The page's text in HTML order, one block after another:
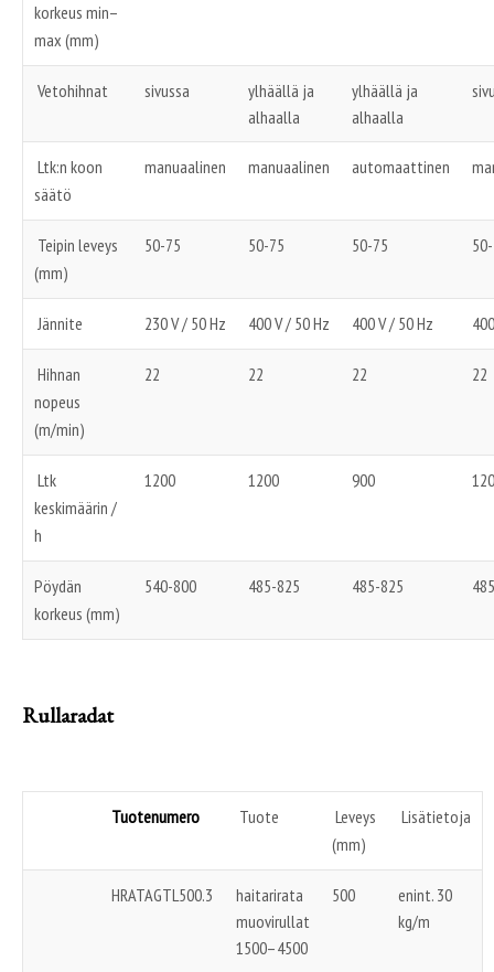
korkeus min–
max (mm)
Vetohihnat sivussa
ylhäällä ja
alhaalla
ylhäällä ja
alhaalla
Ltk:n koon
säätö
manuaalinen manuaalinen automaattinen
Teipin leveys
(mm)
50-75 50-75 50-75
Jännite 230 V / 50 Hz 400 V / 50 Hz 400 V / 50 Hz
Hihnan
nopeus
(m/min)
22 22 22 22
Ltk
keskimäärin /
h
1200 1200 900
Pöydän
korkeus (mm)
540-800 485-825 485-825
Rullaradat
Tuotenumero Tuote
Leveys
(mm)
Lisätietoja
HRATAGTL500.3
haitarirata
muovirullat
1500–4500
500
enint. 30
kg/m